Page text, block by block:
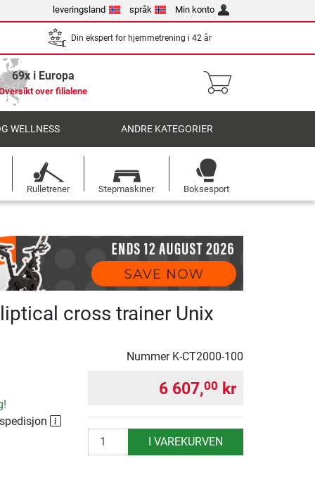
leveringsland språk Min konto
Din ekspert for hjemmetrening i 42 år
69x i Europa
over filialene
WELLNESS ANDRE KATEGORIER
Rulletrener Stepmaskiner Boksesport
cross trainer Unix
Nummer K-CT2000-100
6 607,00 kr
antall I VAREKURVEN